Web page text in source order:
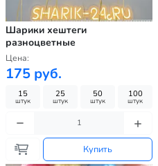
Шарики хештеги
разноцветные
Цена:
175 руб.
15
штук
25
штук
50
штук
100
штук
Купить